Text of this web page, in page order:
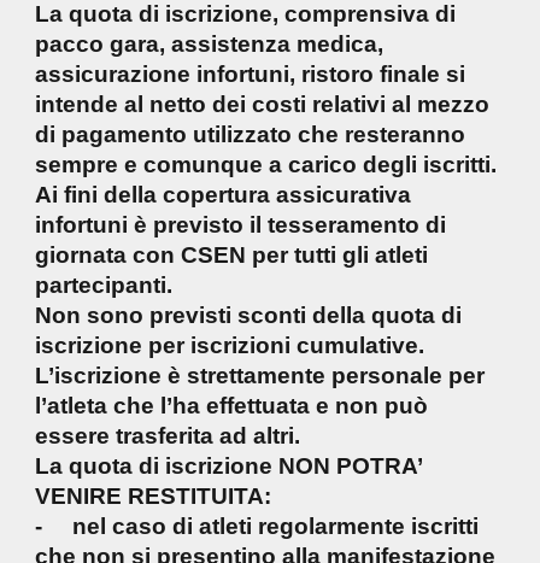
La quota di iscrizione, comprensiva di
pacco gara, assistenza medica,
assicurazione infortuni, ristoro finale si
intende al netto dei costi relativi al mezzo
di pagamento utilizzato che resteranno
sempre e comunque a carico degli iscritti.
Ai fini della copertura assicurativa
infortuni è previsto il tesseramento di
giornata con CSEN per tutti gli atleti
partecipanti.
Non sono previsti sconti della quota di
iscrizione per iscrizioni cumulative.
L’iscrizione è strettamente personale per
l’atleta che l’ha effettuata e non può
essere trasferita ad altri.
La quota di iscrizione NON POTRA’
VENIRE RESTITUITA:
- nel caso di atleti regolarmente iscritti
che non si presentino alla manifestazione